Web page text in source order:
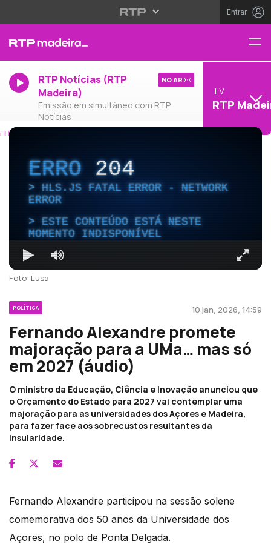
Entrar
RTP Notícias (RTP
Madeira)
Emissão em simultâneo com RTP
Notícias
NO AR
TV
RTP
ERRO204
HLS.JS FATAL ERROR - NETWORK
ERROR
ESTE CONTEÚDO ESTÁ NESTE
MOMENTO INDISPONÍVEL
Foto: Lusa
POLÍTICA 10 jan, 2026, 14:59
Fernando Alexandre promete
majoração para a UMa… mas só
em 2027 (áudio)
O ministro da Educação, Ciência e Inovação anunciou que
o Orçamento do Estado para 2027 vai contemplar uma
majoração para as universidades dos Açores e Madeira,
para fazer face aos sobrecustos resultantes da
insularidade.
Fernando Alexandre participou na sessão solene
comemorativa dos 50 anos da Universidade dos
Açores, no polo de Ponta Delgada.